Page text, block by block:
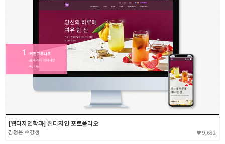
[웹디자인학과] 웹디자인 포트폴리오
김정은 9,682